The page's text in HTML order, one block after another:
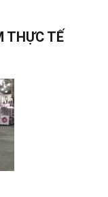
THỰC TẾ